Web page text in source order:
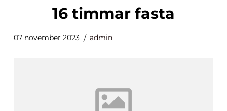
16 timmar fasta
07 november 2023 admin